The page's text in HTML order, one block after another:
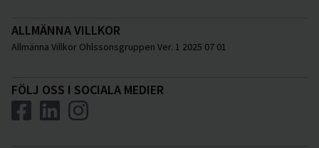
ALLMÄNNA VILLKOR
Allmänna Villkor Ohlssonsgruppen Ver. 1 2025 07 01
FÖLJ OSS I SOCIALA MEDIER